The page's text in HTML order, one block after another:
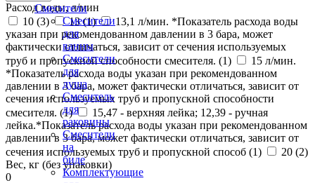
Смесители
Смесители
для
ванны
Смесители
для
душа
Смеситель
для
раковины
Смесители
на
биде
Комплектующие
Расход воды, л/мин
10 (3) 13 (1)
13,1 л/мин. *Показатель расхода воды
указан при рекомендованном давлении в 3 бара, может
фактически отличаться, зависит от сечения используемых
труб и пропускной способности смесителя. (1)
15 л/мин.
*Показатель расхода воды указан при рекомендованном
давлении в 3 бара, может фактически отличаться, зависит от
сечения используемых труб и пропускной способности
смесителя. (1)
15,47 - верхняя лейка; 12,39 - ручная
лейка.*Показатель расхода воды указан при рекомендованном
давлении в 3 бара, может фактически отличаться, зависит от
сечения используемых труб и пропускной способ (1) 20 (2)
Вес, кг (без упаковки)
0